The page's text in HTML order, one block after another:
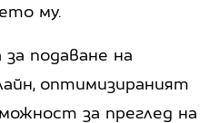
му.
подаване на
оптимизираният
за преглед на